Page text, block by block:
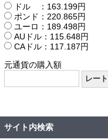
ドル ：163.199円
ポンド：220.865円
ユーロ：189.498円
AUドル：115.648円
CAドル：117.187円
元通貨の購入額
サイト内検索